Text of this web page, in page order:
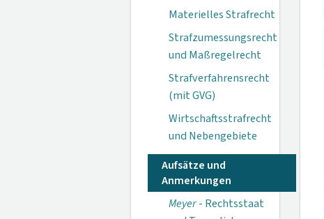
Materielles Strafrecht
Strafzumessungsrecht
und Maßregelrecht
Strafverfahrensrecht
(mit GVG)
Wirtschaftsstrafrecht
und Nebengebiete
Aufsätze und
Anmerkungen
Meyer- Rechtsstaat